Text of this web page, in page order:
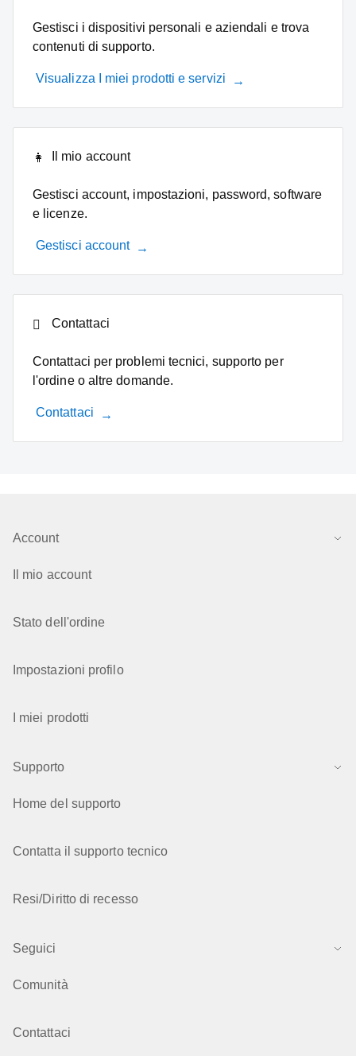
Gestisci i dispositivi personali e aziendali e trova
contenuti di supporto.
Visualizza I miei prodotti e servizi
Il mio account
Gestisci account, impostazioni, password, software
e licenze.
Gestisci account
Contattaci
Contattaci per problemi tecnici, supporto per
l'ordine o altre domande.
Contattaci
Account
Il mio account
Stato dell'ordine
Impostazioni profilo
I miei prodotti
Supporto
Home del supporto
Contatta il supporto tecnico
Resi/Diritto di recesso
Seguici
Comunità
Contattaci